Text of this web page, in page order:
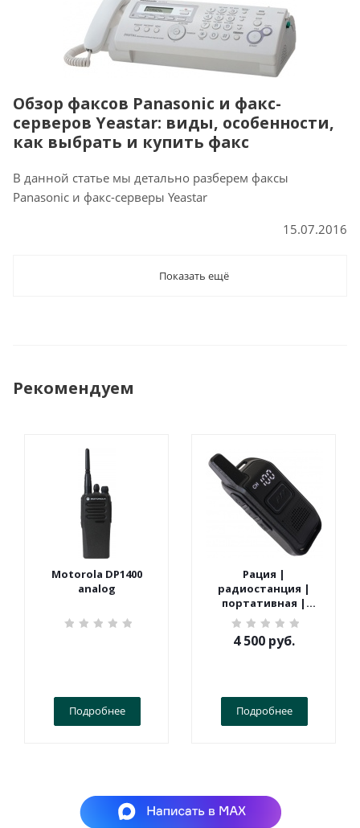
Обзор факсов Panasonic и факс-
серверов Yeastar: виды, особенности,
как выбрать и купить факс
В данной статье мы детально разберем факсы
Panasonic и факс-серверы Yeastar
15.07.2016
Показать ещё
Рекомендуем
Motorola DP1400
analog
Подробнее
Рация |
радиостанция |
портативная |
Терек | СПОРТ
4 500 руб.
Подробнее